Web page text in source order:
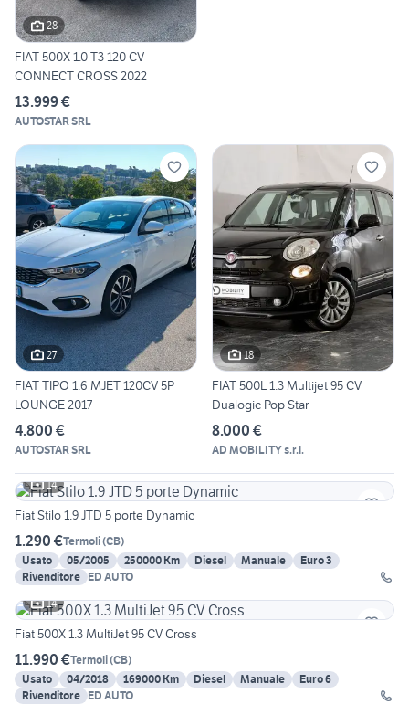
28
FIAT 500X 1.0 T3 120 CV
CONNECT CROSS 2022
13.999 €
AUTOSTAR SRL
27
FIAT TIPO 1.6 MJET 120CV 5P
LOUNGE 2017
4.800 €
AUTOSTAR SRL
18
FIAT 500L 1.3 Multijet 95 CV
Dualogic Pop Star
8.000 €
AD MOBILITY s.r.l.
14
Fiat Stilo 1.9 JTD 5 porte Dynamic
1.290 €Termoli(CB)
Usato
05/2005 250000 Km Diesel Manuale
Euro 3
Rivenditore ED AUTO
14
Fiat 500X 1.3 MultiJet 95 CV Cross
11.990 €Termoli(CB)
Usato
04/2018 169000 Km Diesel Manuale
Euro 6
Rivenditore ED AUTO